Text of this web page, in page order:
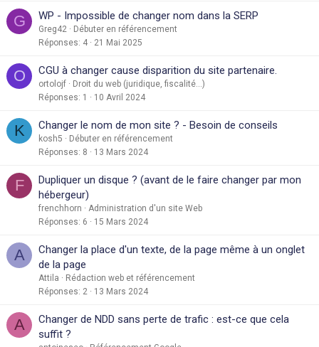
G WP - Impossible de changer nom dans la SERP
Greg42
Débuter en référencement
Réponses 4 21 Mai 2025
O CGU à changer cause disparition du site partenaire.
ortolojf
Droit du web (juridique, fiscalité...)
Réponses 1 10 Avril 2024
K Changer le nom de mon site ? - Besoin de conseils
kosh5
Débuter en référencement
Réponses 8 13 Mars 2024
F
Dupliquer un disque ? (avant de le faire changer par mon
hébergeur)
frenchhorn
Administration d'un site Web
Réponses 6 15 Mars 2024
A
Changer la place d'un texte, de la page même à un onglet
de la page
Attila
Rédaction web et référencement
Réponses 2 13 Mars 2024
A
Changer de NDD sans perte de trafic : est-ce que cela
suffit ?